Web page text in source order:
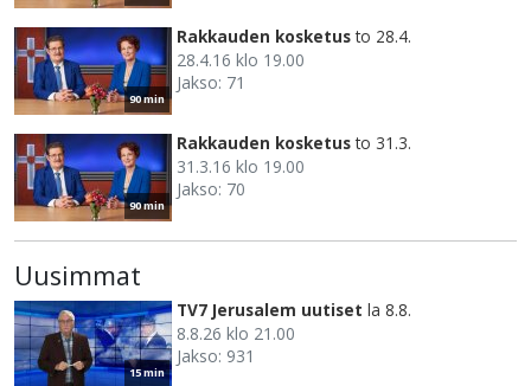
90 min
Rakkauden kosketus to 28.4.
28.4.16 klo 19.00
Jakso: 71
90 min
Rakkauden kosketus to 31.3.
31.3.16 klo 19.00
Jakso: 70
Uusimmat
15 min
TV7 Jerusalem uutiset la 8.8.
8.8.26 klo 21.00
Jakso: 931